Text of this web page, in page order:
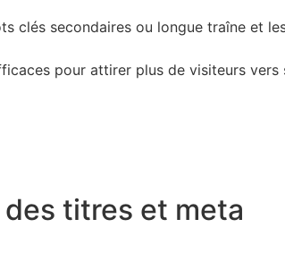
clés secondaires ou longue traîne et
pour attirer plus de visiteurs vers
titres et meta